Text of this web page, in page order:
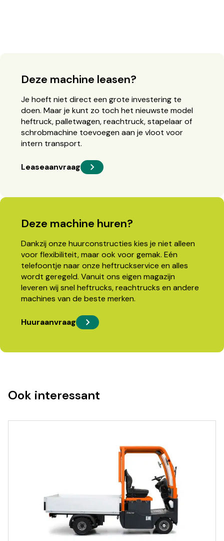
Deze machine leasen?
Je hoeft niet direct een grote investering te
doen. Maar je kunt zo toch het nieuwste model
heftruck, palletwagen, reachtruck, stapelaar of
schrobmachine toevoegen aan je vloot voor
intern transport.
Leaseaanvraag
Deze machine huren?
Dankzij onze huurconstructies kies je niet alleen
voor flexibiliteit, maar ook voor gemak. Eén
telefoontje naar onze heftruckservice en alles
wordt geregeld. Vanuit ons eigen magazijn
leveren wij snel heftrucks, reachtrucks en andere
machines van de beste merken.
Huuraanvraag
Ook interessant